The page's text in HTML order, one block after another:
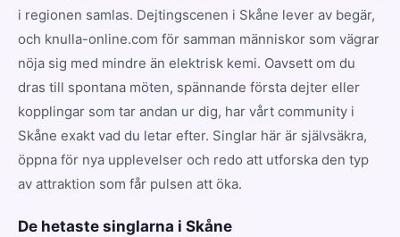
i regionen samlas. Dejtingscenen i Skåne lever av begär,
och knulla-online.com för samman människor som vägrar
nöja sig med mindre än elektrisk kemi. Oavsett om du
dras till spontana möten, spännande första dejter eller
kopplingar som tar andan ur dig, har vårt community i
Skåne exakt vad du letar efter. Singlar här är självsäkra,
öppna för nya upplevelser och redo att utforska den typ
av attraktion som får pulsen att öka.
De hetaste singlarna i Skåne